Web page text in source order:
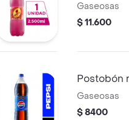
Gaseosas
$ 11.600
Postobón
Gaseosas
$ 8400